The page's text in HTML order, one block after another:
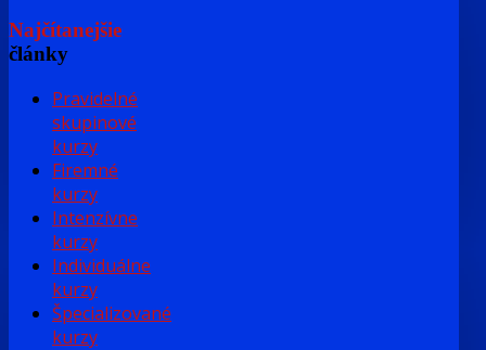
Najčítanejšie
články
Pravidelné
skupinové
kurzy
Firemné
kurzy
Intenzívne
kurzy
Individuálne
kurzy
Špecializované
kurzy